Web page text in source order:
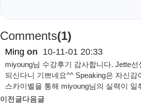
Comments(1)
Ming on 10-11-01 20:33
miyoung님 수강후기 감사합니다. Jette
되신다니 기쁘네요^^ Speaking은 자신감
스카이벨을 통해 miyoung님의 실력이 일
이전글다음글